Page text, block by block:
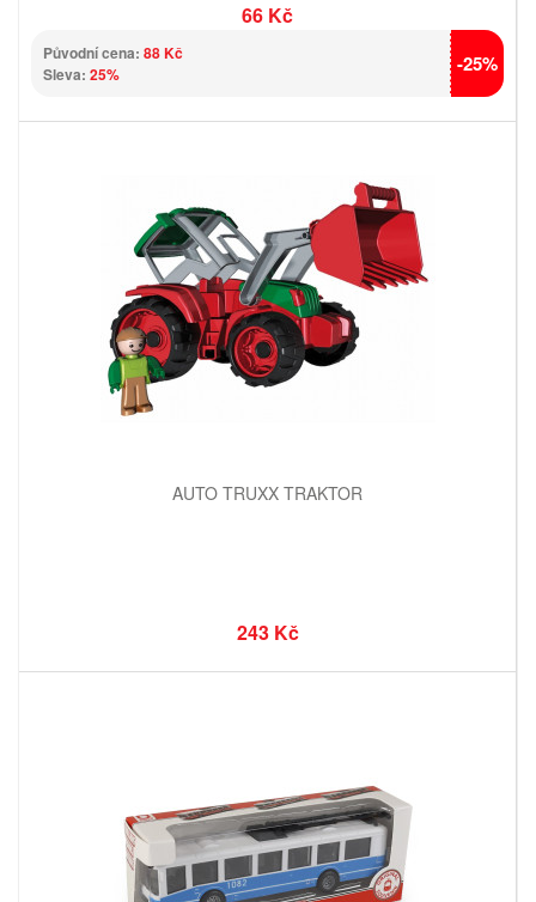
66 Kč
Původní cena: 88 Kč
Sleva: 25% -25%
AUTO TRUXX TRAKTOR
243 Kč